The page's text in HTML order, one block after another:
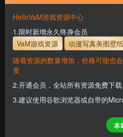
永久至尊
主流网盘——高速下载
支付页面打不开或支付
服装使用
解压密码
开通会员【免
1.为了资源不失效！请不要在线解压
3.有任何问题请联系客服或评论留言
HelloVaM游戏资源中心
1.限时新增永久终身会员
VaM游戏资源
动漫写真美图壁
随着资源的数量增加，价格可能也
变
2.开通会员，全站所有资源免费下载
3.建议使用谷歌浏览器或自带的
本